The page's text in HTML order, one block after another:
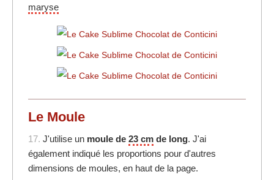
maryse
Le Moule
17. J'utilise un moule de 23 cm de long. J'ai
également indiqué les proportions pour d'autres
dimensions de moules, en haut de la page.